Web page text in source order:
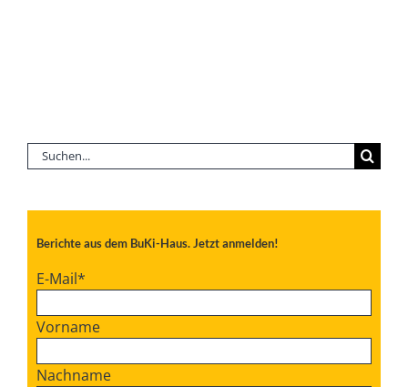
Suche
nach:
Berichte aus dem BuKi-Haus. Jetzt anmelden!
E-Mail*
Vorname
Nachname